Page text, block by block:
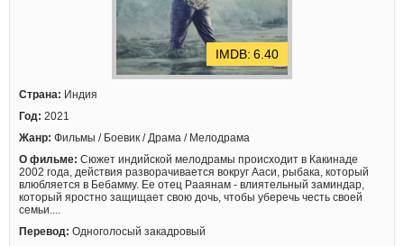
6.40
Страна: Индия
Год: 2021
Жанр: Фильмы / Боевик / Драма / Мелодрама
О фильме: Сюжет индийской мелодрамы происходит в Какинаде
2002 года, действия разворачивается вокруг Ааси, рыбака, который
влюбляется в Бебамму. Ее отец Рааянам - влиятельный заминдар,
который яростно защищает свою дочь, чтобы уберечь честь своей
семьи....
Перевод: Одноголосый закадровый